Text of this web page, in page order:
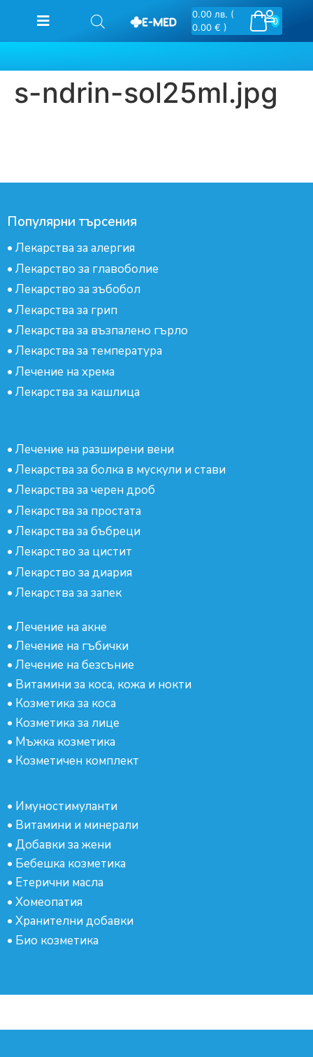
0
0.00 лв. (
0.00 € )
s-ndrin-sol25ml.jpg
Популярни търсения
• Лекарства за алергия
• Лекарство за главоболие
• Лекарство за зъбобол
• Лекарства за грип
• Лекарства за възпалено гърло
• Лекарства за температура
• Лечение на хрема
• Лекарства за кашлица
• Лечение на разширени вени
• Лекарства за болка в мускули и стави
• Лекарства за черен дроб
• Лекарства за простата
• Лекарства за бъбреци
• Лекарство за цистит
• Лекарство за диария
• Лекарства за запек
• Лечение на акне
• Лечение на гъбички
• Лечение на безсъние
• Витамини за коса, кожа и нокти
• Козметика за коса
• Козметика за лице
• Мъжка козметика
• Козметичен комплект
• Имуностимуланти
• Витамини и минерали
• Добавки за жени
• Бебешка козметика
• Етерични масла
• Хомеопатия
• Хранителни добавки
• Био козметика